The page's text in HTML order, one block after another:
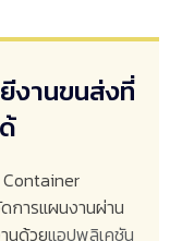
งานขนส่งที่
การแผนงานผ่าน
นด้วยแอปพลิเคชัน